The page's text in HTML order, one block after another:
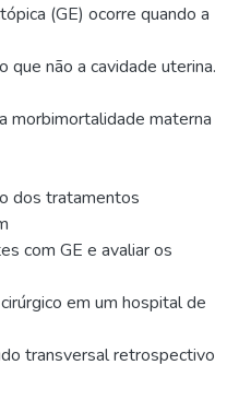
(GE) ocorre quando a
que não a cavidade uterina.
morbimortalidade materna
dos tratamentos
com GE e avaliar os
em um hospital de
transversal retrospectivo